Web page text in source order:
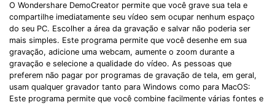
O Wondershare DemoCreator permite que você grave sua tela e
compartilhe imediatamente seu vídeo sem ocupar nenhum espaço
do seu PC. Escolher a área da gravação e salvar não poderia ser
mais simples. Este programa permite que você desenhe em sua
gravação, adicione uma webcam, aumente o zoom durante a
gravação e selecione a qualidade do vídeo. As pessoas que
preferem não pagar por programas de gravação de tela, em geral,
usam qualquer gravador tanto para Windows como para MacOS:
Este programa permite que você combine facilmente várias fontes e